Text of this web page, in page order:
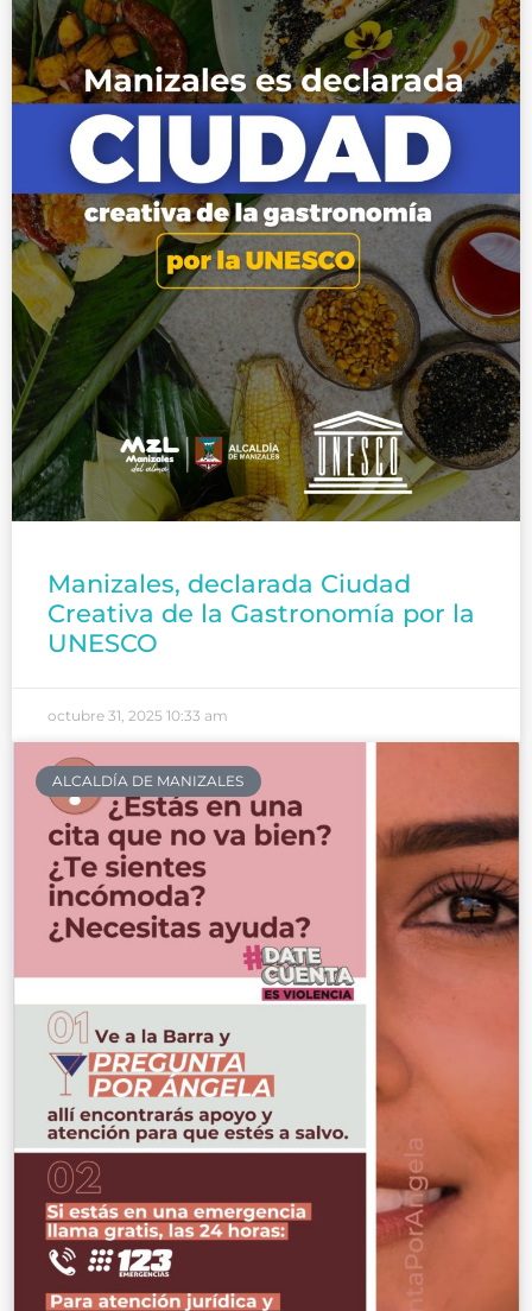
Manizales, declarada Ciudad
Creativa de la Gastronomía por la
UNESCO
octubre 31, 2025 10:33 am
ALCALDÍA DE MANIZALES